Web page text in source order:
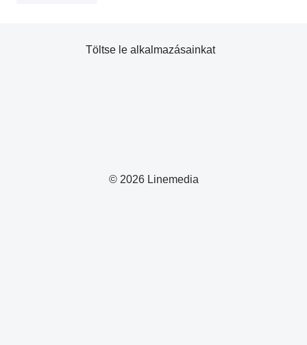
© 2026 Linemedia
Töltse le alkalmazásainkat